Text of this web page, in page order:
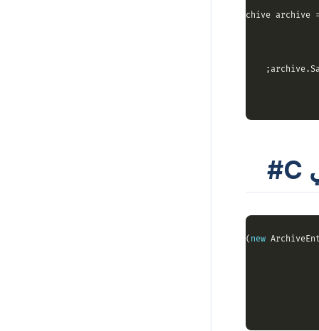
(Archive archive
Archive( new